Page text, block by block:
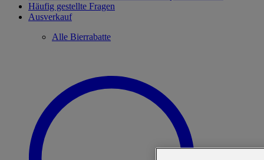
Häufig gestellte Fragen
Ausverkauf
Alle Bierrabatte